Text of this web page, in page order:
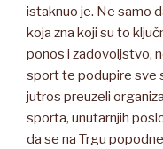
istaknuo je. Ne samo
koja zna koji su to
ponos i zadovoljstvo,
sport te podupire sve
jutros preuzeli
sporta, unutarnjih
da se na Trgu